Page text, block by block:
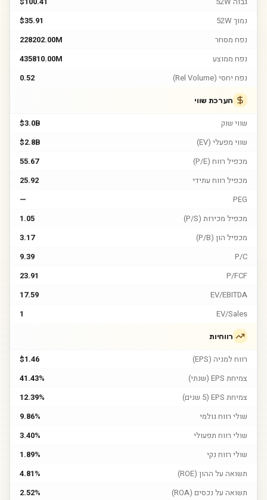
נמוך 52W
$35.91
נפח מסחר
228202.00M
נפח ממוצע
435810.00M
נפח יחסי (Rel Volume)
0.52
הערכת שווי
שווי שוק
$3.0B
שווי מפעלי (EV)
$2.8B
מכפיל רווח (P/E)
55.67
מכפיל רווח עתידי
25.92
PEG
—
מכפיל מכירות (P/S)
1.05
מכפיל הון (P/B)
3.17
P/C
9.39
P/FCF
23.91
EV/EBITDA
17.59
EV/Sales
1
רווחיות
רווח למניה (EPS)
$1.46
צמיחת EPS (שנתי)
41.43%
צמיחת EPS (5 שנים)
12.39%
שולי רווח גולמי
9.86%
שולי רווח תפעולי
3.40%
שולי רווח נקי
1.89%
תשואה על ההון (ROE)
4.81%
תשואה על נכסים (ROA)
2.52%